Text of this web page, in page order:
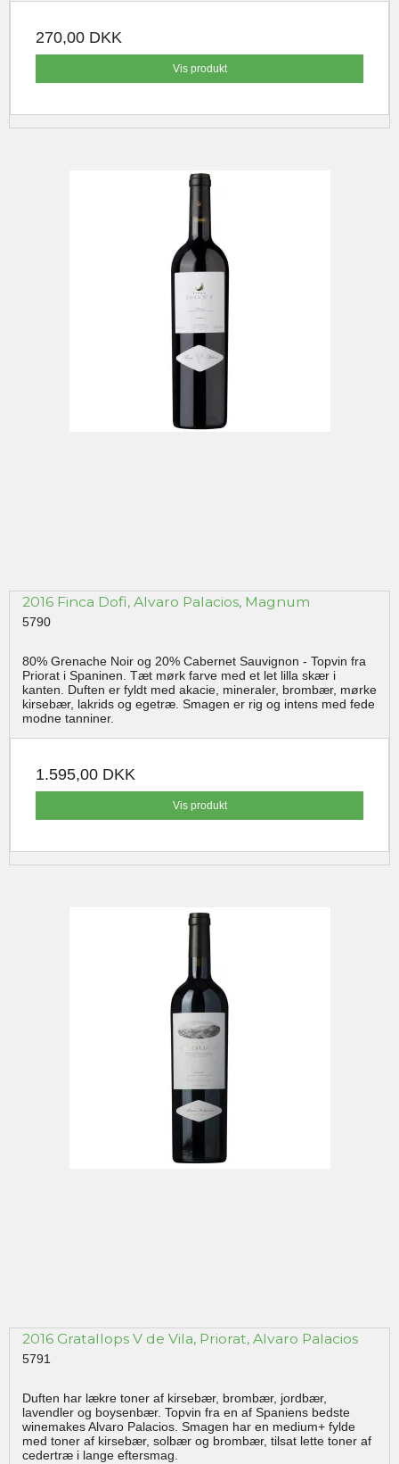
270,00 DKK
Vis produkt
2016 Finca Dofi, Alvaro Palacios, Magnum
5790
80% Grenache Noir og 20% Cabernet Sauvignon - Topvin fra
Priorat i Spaninen. Tæt mørk farve med et let lilla skær i
kanten. Duften er fyldt med akacie, mineraler, brombær, mørke
kirsebær, lakrids og egetræ. Smagen er rig og intens med fede
modne tanniner.
1.595,00 DKK
Vis produkt
2016 Gratallops V de Vila, Priorat, Alvaro Palacios
5791
Duften har lækre toner af kirsebær, brombær, jordbær,
lavendler og boysenbær. Topvin fra en af Spaniens bedste
winemakes Alvaro Palacios. Smagen har en medium+ fylde
med toner af kirsebær, solbær og brombær, tilsat lette toner af
cedertræ i lange eftersmag.